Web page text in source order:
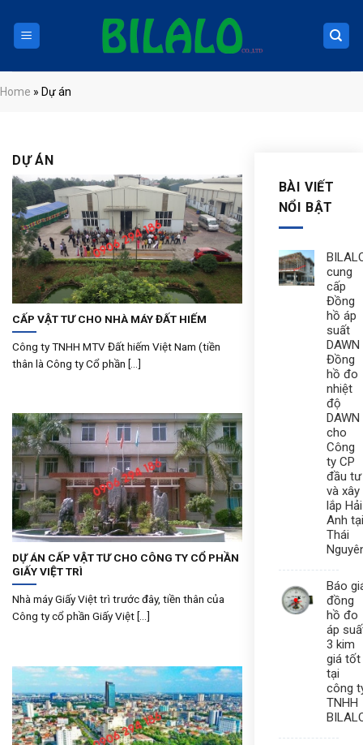
content
Home » Dự án
DỰ ÁN
CẤP VẬT TƯ CHO NHÀ MÁY ĐẤT HIẾM
Công ty TNHH MTV Đất hiếm Việt Nam (tiền
thân là Công ty Cổ phần [...]
DỰ ÁN CẤP VẬT TƯ CHO CÔNG TY CỔ PHẦN
GIẤY VIỆT TRÌ
Nhà máy Giấy Việt trì trước đây, tiền thân của
Công ty cổ phần Giấy Việt [...]
BÀI VIẾT
NỔI BẬT
cung
cấp
Đồng
hồ áp
suất
DAWN
Đồng
hồ đo
nhiệt
độ
DAWN
cho
Công
ty CP
đầu tư
và xây
lắp Hải
Anh tại
Thái
Báo
đồng
hồ đo
áp
3 kim
giá tốt
tại
công
TNHH